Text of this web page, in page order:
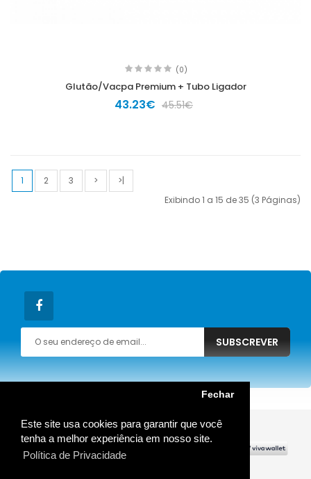
Este site usa cookies para garantir que você
tenha a melhor experiência em nosso site.
Política de Privacidade
Fechar
(0)
Glutão/Vacpa Premium + Tubo Ligador
43.23€ 45.51€
1 2 3 >
>|
Exibindo 1 a 15 de 35 (3 Páginas)
SUBSCREVER
MOSTRAR MAIS